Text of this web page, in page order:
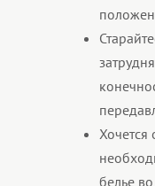
Хочется
белье